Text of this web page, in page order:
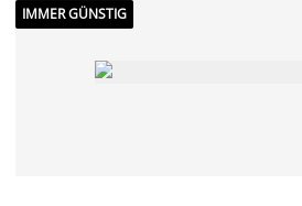
IMMER GÜNSTIG